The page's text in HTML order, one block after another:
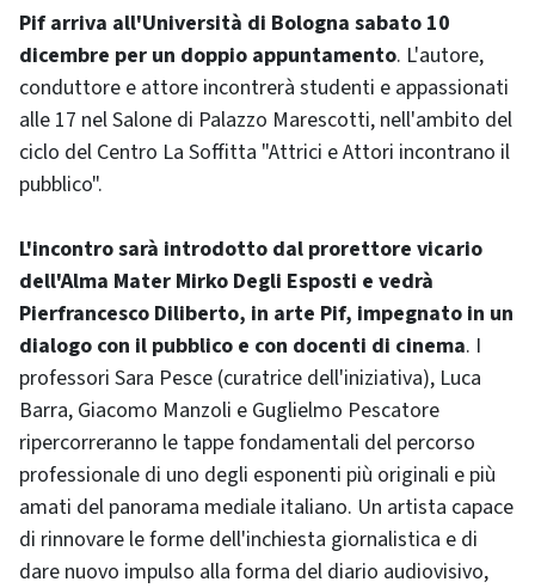
Pif arriva all'Università di Bologna sabato 10
dicembre per un doppio appuntamento. L'autore,
conduttore e attore incontrerà studenti e appassionati
alle 17 nel Salone di Palazzo Marescotti, nell'ambito del
ciclo del Centro La Soffitta "Attrici e Attori incontrano il
pubblico".
L'incontro sarà introdotto dal prorettore vicario
dell'Alma Mater Mirko Degli Esposti e vedrà
Pierfrancesco Diliberto, in arte Pif, impegnato in un
dialogo con il pubblico e con docenti di cinema. I
professori Sara Pesce (curatrice dell'iniziativa), Luca
Barra, Giacomo Manzoli e Guglielmo Pescatore
ripercorreranno le tappe fondamentali del percorso
professionale di uno degli esponenti più originali e più
amati del panorama mediale italiano. Un artista capace
di rinnovare le forme dell'inchiesta giornalistica e di
dare nuovo impulso alla forma del diario audiovisivo,